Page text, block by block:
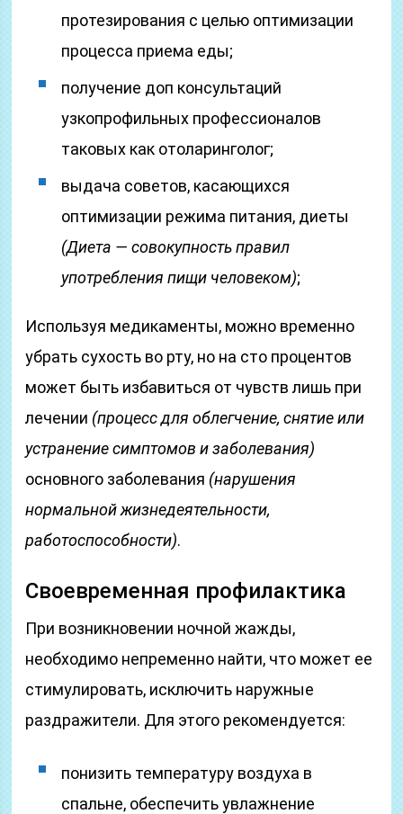
протезирования с целью оптимизации
процесса приема еды;
получение доп консультаций
узкопрофильных профессионалов
таковых как отоларинголог;
выдача советов, касающихся
оптимизации режима питания, диеты
(Диета — совокупность правил
употребления пищи человеком);
Используя медикаменты, можно временно
убрать сухость во рту, но на сто процентов
может быть избавиться от чувств лишь при
лечении (процесс для облегчение, снятие или
устранение симптомов и заболевания)
основного заболевания (нарушения
нормальной жизнедеятельности,
работоспособности).
Своевременная профилактика
При возникновении ночной жажды,
необходимо непременно найти, что может ее
стимулировать, исключить наружные
раздражители. Для этого рекомендуется:
понизить температуру воздуха в
спальне, обеспечить увлажнение